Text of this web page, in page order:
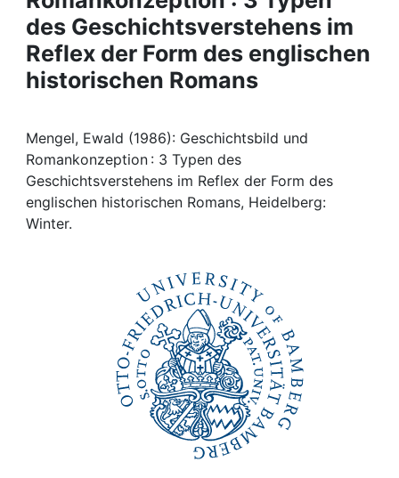
People
Institutions
My FIS
Help
des Geschichtsverstehens im
Reflex der Form des englischen
historischen Romans
Mengel, Ewald (1986): Geschichtsbild und
Romankonzeption : 3 Typen des
Geschichtsverstehens im Reflex der Form des
englischen historischen Romans, Heidelberg:
Winter.